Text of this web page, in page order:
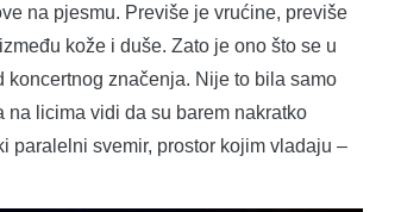
na pjesmu. Previše je vrućine, previše
kože i duše. Zato je ono što se u
značenja. Nije to bila samo
licima vidi da su barem nakratko
paralelni svemir, prostor kojim vladaju –